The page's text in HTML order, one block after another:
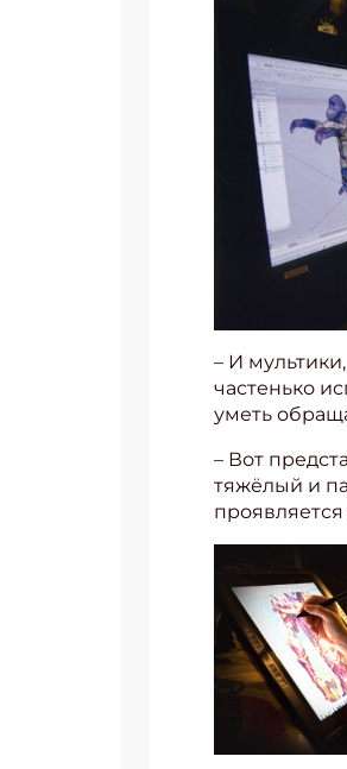
– И
частенько
уметь
– Вот
тяжёлый и